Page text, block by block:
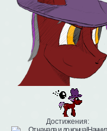
Достижения: